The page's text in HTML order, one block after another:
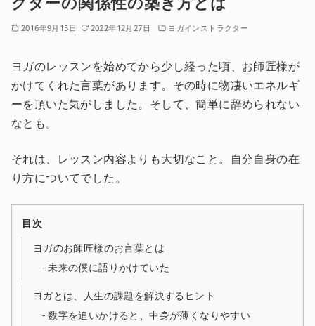
2016年9月15日 2022年12月27日 ヨガインストラクター
ヨガのレッスンを始めてから少し経った頃、お師匠様が
かけてくれた言葉があります。その時に物凄いエネルギ
ーを頂いた気がしました。そして、簡単に辞められない
なとも。
それは、レッスン内容よりも大切なこと。自分自身の在
り方についてでした。
目次
ヨガのお師匠様のお言葉とは
未来の僕に語りかけていた
ヨガとは、人生の課題を解決するヒント
数字を追いかけると、中身が薄くなりやすい